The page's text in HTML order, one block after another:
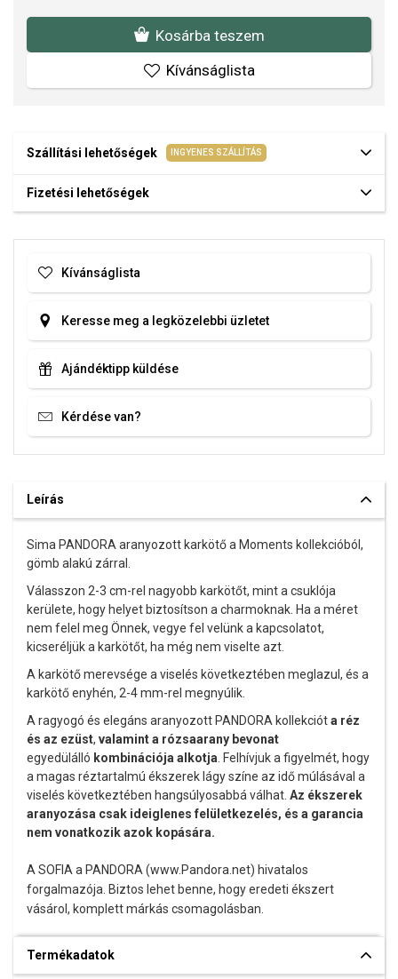
Kosárba teszem
Kívánságlista
Szállítási lehetőségek INGYENES SZÁLLÍTÁS
Fizetési lehetőségek
Kívánságlista
Keresse meg a legközelebbi üzletet
Ajándéktipp küldése
Kérdése van?
Leírás
Sima PANDORA aranyozott karkötő a Moments kollekcióból,
gömb alakú zárral.
Válasszon 2-3 cm-rel nagyobb karkötőt, mint a csuklója
kerülete, hogy helyet biztosítson a charmoknak. Ha a méret
nem felel meg Önnek, vegye fel velünk a kapcsolatot,
kicseréljük a karkötőt, ha még nem viselte azt.
A karkötő merevsége a viselés következtében meglazul, és a
karkötő enyhén, 2-4 mm-rel megnyúlik.
A ragyogó és elegáns aranyozott PANDORA kollekcióta réz
és az ezüst, valamint a rózsaarany bevonat
egyedülálló kombinációja alkotja . Felhívjuk a figyelmét, hogy
a magas réztartalmú ékszerek lágy színe az idő múlásával a
viselés következtében hangsúlyosabbá válhat. Az ékszerek
aranyozása csak ideiglenes felületkezelés, és a garancia
nem vonatkozik azok kopására.
A SOFIA a PANDORA (www.Pandora.net) hivatalos
forgalmazója. Biztos lehet benne, hogy eredeti ékszert
vásárol, komplett márkás csomagolásban.
Termékadatok